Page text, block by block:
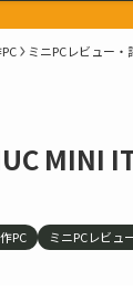
ミニPCレビュー・
MINI
PC ミニPCレビュ